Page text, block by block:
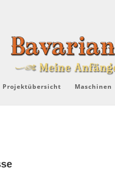
Projektübersicht Maschinen